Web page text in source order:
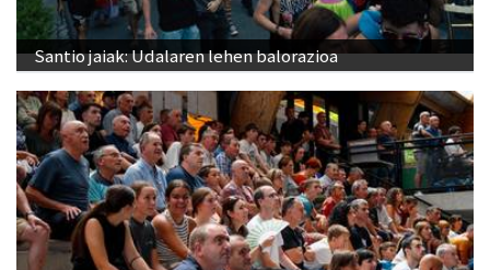
Santio jaiak: Udalaren lehen balorazioa